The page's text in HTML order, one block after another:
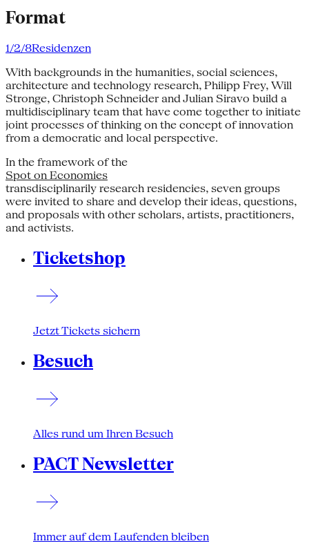
Format
1/2/8Residenzen
With backgrounds in the humanities, social sciences,
architecture and technology research, Philipp Frey, Will
Stronge, Christoph Schneider and Julian Siravo build a
multidisciplinary team that have come together to initiate
joint processes of thinking on the concept of innovation
from a democratic and local perspective.
In the framework of the
Spot on Economies
transdisciplinarily research residencies, seven groups
were invited to share and develop their ideas, questions,
and proposals with other scholars, artists, practitioners,
and activists.
Ticketshop
Jetzt Tickets sichern
Besuch
Alles rund um Ihren Besuch
PACT Newsletter
Immer auf dem Laufenden bleiben